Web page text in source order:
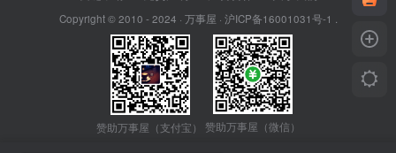
Copyright © 2010 - 2024 · 万事屋 · 沪ICP备16001031号-1
赞助万事屋（支付宝） 赞助万事屋（微信）